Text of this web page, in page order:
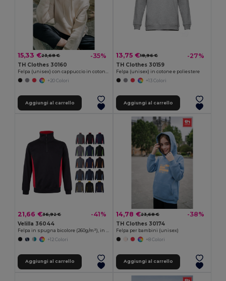
15,33 €23,68 € -35%
TH Clothes 30160
Felpa (unisex) con cappuccio in cotone e poliestere
+20 Colori
Aggiungi al carrello
13,75 €18,96 € -27%
TH Clothes 30159
Felpa (unisex) in cotone e poliestere
+13 Colori
Aggiungi al carrello
21,66 €36,92 € -41%
Velilla 36044
+12 Colori
Aggiungi al carrello
14,78 €23,68 € -38%
TH Clothes 30174
Felpa per bambini (unisex)
+8 Colori
Aggiungi al carrello